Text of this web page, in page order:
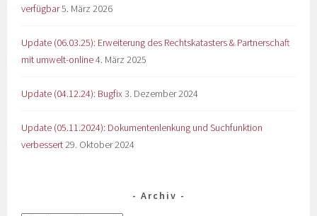
verfügbar5. März 2026
Update (06.03.25): Erweiterung des Rechtskatasters & Partnerschaft
mit umwelt-online4. März 2025
Update (04.12.24): Bugfix3. Dezember 2024
Update (05.11.2024): Dokumentenlenkung und Suchfunktion
verbessert29. Oktober 2024
Archiv